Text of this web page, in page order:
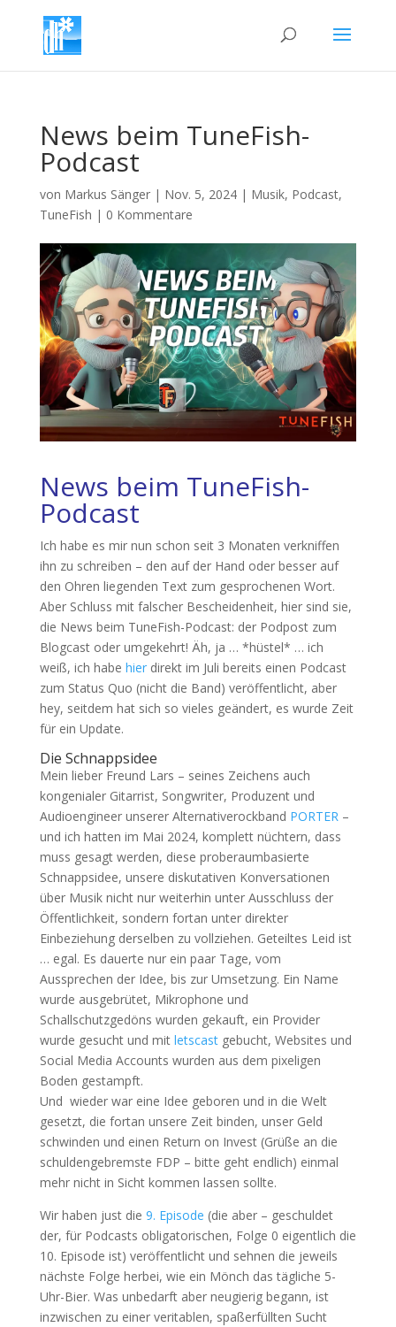
News beim TuneFish-
Podcast
von Markus Sänger| Nov. 5, 2024| Musik, Podcast,
TuneFish | 0 Kommentare
News beim TuneFish-
Podcast
Ich habe es mir nun schon seit 3 Monaten verkniffen
ihn zu schreiben – den auf der Hand oder besser auf
den Ohren liegenden Text zum gesprochenen Wort.
Aber Schluss mit falscher Bescheidenheit, hier sind sie,
die News beim TuneFish-Podcast: der Podpost zum
Blogcast oder umgekehrt! Äh, ja … *hüstel* … ich
weiß, ich habe hierdirekt im Juli bereits einen Podcast
zum Status Quo (nicht die Band) veröffentlicht, aber
hey, seitdem hat sich so vieles geändert, es wurde Zeit
für ein Update.
Die Schnappsidee
Mein lieber Freund Lars – seines Zeichens auch
kongenialer Gitarrist, Songwriter, Produzent und
Audioengineer unserer Alternativerockband PORTER–
und ich hatten im Mai 2024, komplett nüchtern, dass
muss gesagt werden, diese proberaumbasierte
Schnappsidee, unsere diskutativen Konversationen
über Musik nicht nur weiterhin unter Ausschluss der
Öffentlichkeit, sondern fortan unter direkter
Einbeziehung derselben zu vollziehen. Geteiltes Leid ist
… egal. Es dauerte nur ein paar Tage, vom
Aussprechen der Idee, bis zur Umsetzung. Ein Name
wurde ausgebrütet, Mikrophone und
Schallschutzgedöns wurden gekauft, ein Provider
wurde gesucht und mit letscastgebucht, Websites und
Social Media Accounts wurden aus dem pixeligen
Boden gestampft.
Und wieder war eine Idee geboren und in die Welt
gesetzt, die fortan unsere Zeit binden, unser Geld
schwinden und einen Return on Invest (Grüße an die
schuldengebremste FDP – bitte geht endlich) einmal
mehr nicht in Sicht kommen lassen sollte.
Wir haben just die 9. Episode (die aber – geschuldet
der, für Podcasts obligatorischen, Folge 0 eigentlich die
10. Episode ist) veröffentlicht und sehnen die jeweils
nächste Folge herbei, wie ein Mönch das tägliche 5-
Uhr-Bier. Was unbedarft aber neugierig begann, ist
inzwischen zu einer veritablen, spaßerfüllten Sucht